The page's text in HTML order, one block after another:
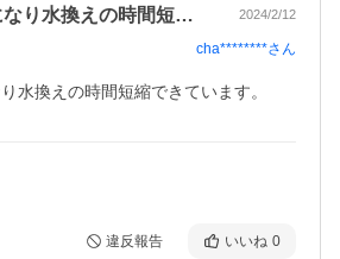
水換えが大変楽になり水換えの時間短縮で… 2024/2/12
cha********さん
水換えの時間短縮できています。
違反報告 いいね 0